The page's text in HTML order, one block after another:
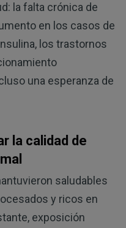
la falta crónica de
en los casos de
los trastornos
una esperanza de
la calidad de
saludables
y ricos en
exposición